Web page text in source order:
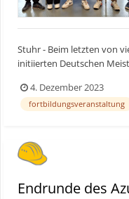
Stuhr - Beim letzten von
initiierten Deutschen
Sache. Ein dickes
Teilnehmerfeld.
4. Dezember 2023
fortbildungsveranstaltung
Endrunde des